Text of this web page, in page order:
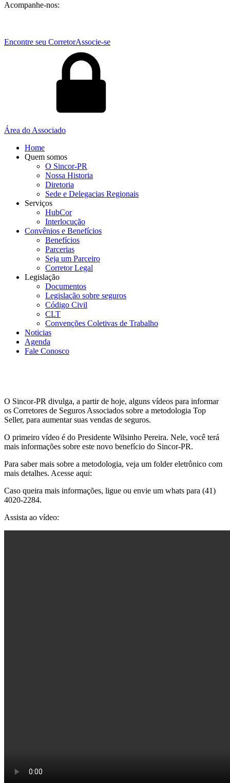
Acompanhe-nos:
Encontre seu CorretorAssocie-se
Área do Associado
Home
Quem somos
O Sincor-PR
Nossa Historia
Diretoria
Sede e Delegacias Regionais
Serviços
HubCor
Interlocução
Convênios e Benefícios
Benefícios
Parcerias
Seja um Parceiro
Corretor Legal
Legislação
Documentos
Legislação sobre seguros
Código Civil
CLT
Convenções Coletivas de Trabalho
Noticias
Agenda
Fale Conosco
O Sincor-PR divulga, a partir de hoje, alguns vídeos para informar
os Corretores de Seguros Associados sobre a metodologia Top
Seller, para aumentar suas vendas de seguros.
O primeiro vídeo é do Presidente Wilsinho Pereira. Nele, você terá
mais informações sobre este novo benefício do Sincor-PR.
Para saber mais sobre a metodologia, veja um folder eletrônico com
mais detalhes. Acesse aqui:
Caso queira mais informações, ligue ou envie um whats para (41)
4020-2284.
Assista ao vídeo: